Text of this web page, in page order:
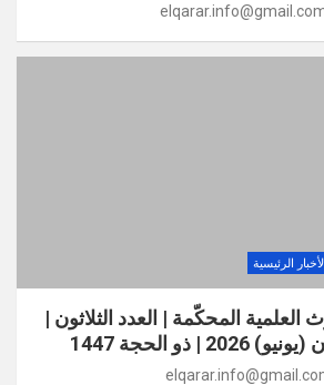
الرئيسية
العلمية المحكّمة | العدد الثلاثون |